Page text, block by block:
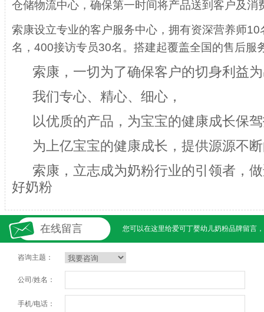
仓储物流中心，确保第一时间将产品送到客户及消
索康设立专业的客户服务中心，拥有资深营养师
名，400接访专员30名。搭建起覆盖全国的售后服
索康，一切为了确保客户的切身利益
我们专心、精心、细心，
以优质的产品，为宝宝的健康成长保
为上亿宝宝的健康成长，提供源源不
索康，立志成为奶粉行业的引领者，
好奶粉
在线留言 您可以在这里给爱可丁婴幼儿奶粉品牌留言
咨询主题：
公司/姓名：
手机/电话：